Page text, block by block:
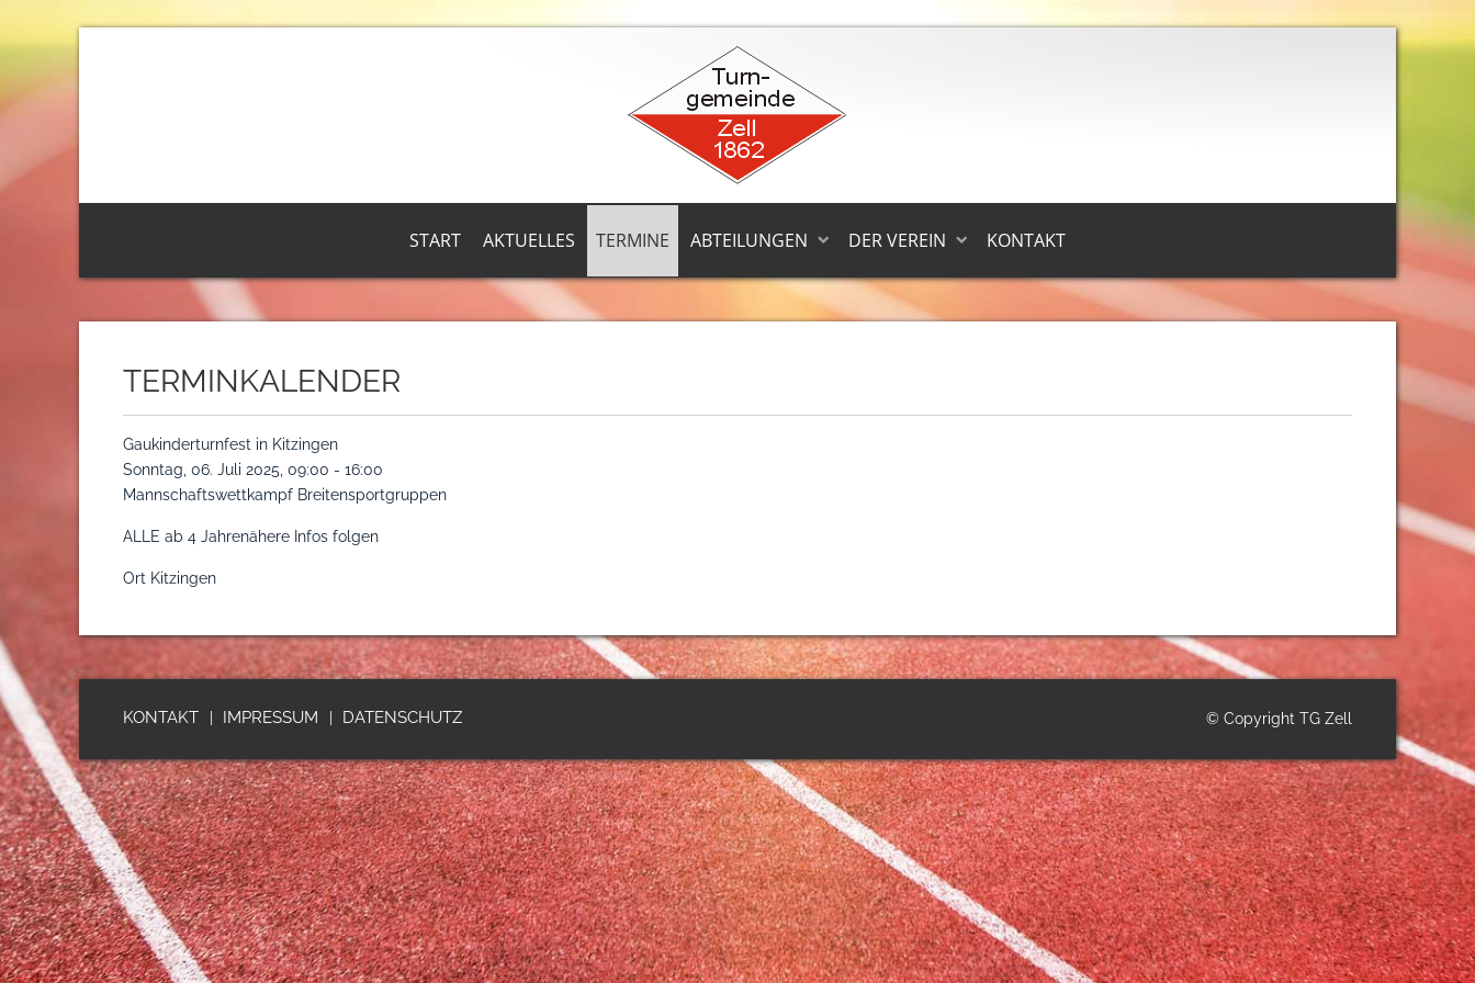
START AKTUELLES TERMINE ABTEILUNGEN DER VEREIN KONTAKT
TERMINKALENDER
Gaukinderturnfest in Kitzingen
Sonntag, 06. Juli 2025, 09:00 - 16:00
Mannschaftswettkampf Breitensportgruppen
ALLE ab 4 Jahrenähere Infos folgen
Ort Kitzingen
KONTAKT IMPRESSUM DATENSCHUTZ © Copyright TG Zell